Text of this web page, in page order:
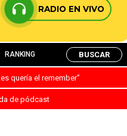
RADIO EN VIVO
RANKING BUSCAR
quería el remember”
de pódcast